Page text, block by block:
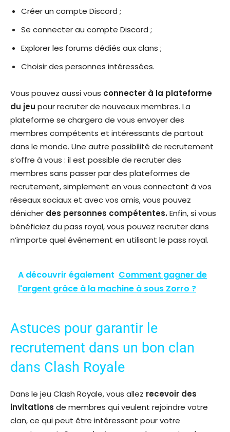
Créer un compte Discord ;
Se connecter au compte Discord ;
Explorer les forums dédiés aux clans ;
Choisir des personnes intéressées.
Vous pouvez aussi vous connecter à la plateforme
du jeu pour recruter de nouveaux membres. La
plateforme se chargera de vous envoyer des
membres compétents et intéressants de partout
dans le monde. Une autre possibilité de recrutement
s’offre à vous : il est possible de recruter des
membres sans passer par des plateformes de
recrutement, simplement en vous connectant à vos
réseaux sociaux et avec vos amis, vous pouvez
dénicher des personnes compétentes.Enfin, si vous
bénéficiez du pass royal, vous pouvez recruter dans
n’importe quel événement en utilisant le pass royal.
A découvrir également Comment gagner de
l'argent grâce à la machine à sous Zorro ?
Astuces pour garantir le
recrutement dans un bon clan
dans Clash Royale
Dans le jeu Clash Royale, vous allez recevoir des
invitations de membres qui veulent rejoindre votre
clan, ce qui peut être intéressant pour votre